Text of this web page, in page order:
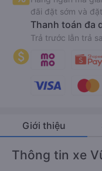
đãi đặt sớm và
Thanh toán đa
Trả trước lẫn trả
Giới thiệu
Thông tin xe